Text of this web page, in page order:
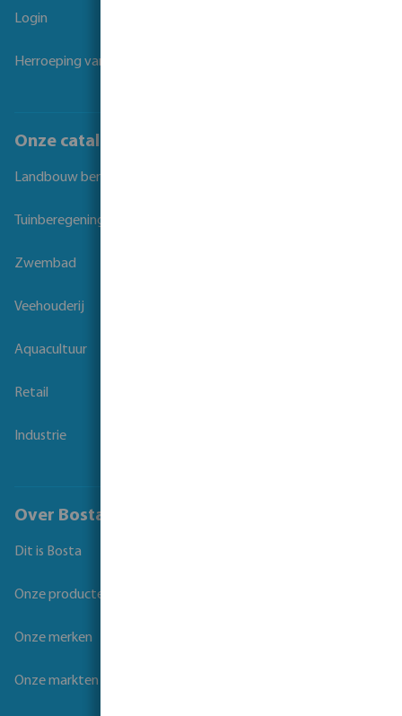
Login
Herroeping van overeenkomst
Onze catalogi
Landbouw beregening
Tuinberegening
Zwembad
Veehouderij
Aquacultuur
Retail
Industrie
Over Bosta
Dit is Bosta
Onze producten
Onze merken
Onze markten